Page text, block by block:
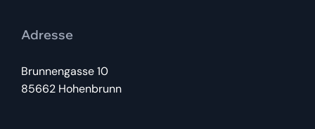
Adresse
Brunnengasse 10
85662 Hohenbrunn